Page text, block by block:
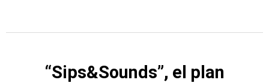
“Sips&Sounds”, el plan